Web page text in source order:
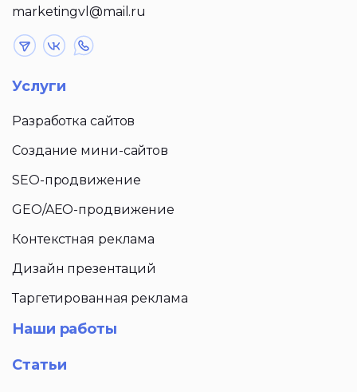
marketingvl@mail.ru
Услуги
Разработка сайтов
Создание мини-сайтов
SEO-продвижение
GEO/AEO-продвижение
Контекстная реклама
Дизайн презентаций
Таргетированная реклама
Наши работы
Статьи